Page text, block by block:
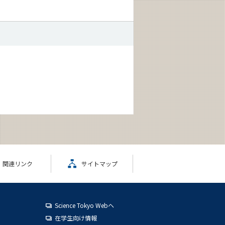
関連リンク サイトマップ
Science Tokyo Webヘ
在学生向け情報